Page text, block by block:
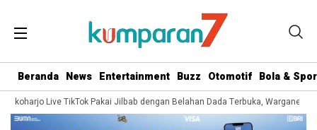
Beranda News Entertainment Buzz Otomotif Bola &
Live TikTok Pakai Jilbab dengan Belahan Dada Terbuka, Warganet Soroti